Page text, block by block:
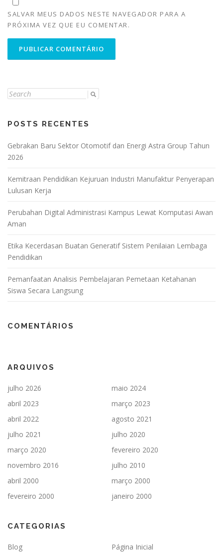
SALVAR MEUS DADOS NESTE NAVEGADOR PARA A
PRÓXIMA VEZ QUE EU COMENTAR.
Search
POSTS RECENTES
Gebrakan Baru Sektor Otomotif dan Energi Astra Group Tahun
2026
Kemitraan Pendidikan Kejuruan Industri Manufaktur Penyerapan
Lulusan Kerja
Perubahan Digital Administrasi Kampus Lewat Komputasi Awan
Aman
Etika Kecerdasan Buatan Generatif Sistem Penilaian Lembaga
Pendidikan
Pemanfaatan Analisis Pembelajaran Pemetaan Ketahanan
Siswa Secara Langsung
COMENTÁRIOS
ARQUIVOS
julho 2026
maio 2024
abril 2023
março 2023
abril 2022
agosto 2021
julho 2021
julho 2020
março 2020
fevereiro 2020
novembro 2016
julho 2010
abril 2000
março 2000
fevereiro 2000
janeiro 2000
CATEGORIAS
Blog
Página Inicial